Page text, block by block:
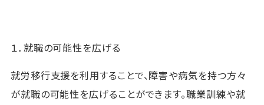
１．就職の可能性を広げる
就労移行支援を利用することで、障害や病気を持つ方々
が就職の可能性を広げることができます。職業訓練や就